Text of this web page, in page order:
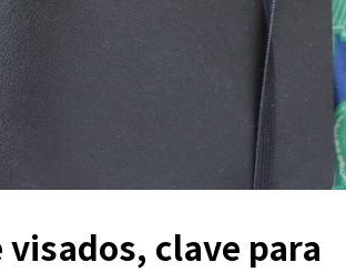
clave para